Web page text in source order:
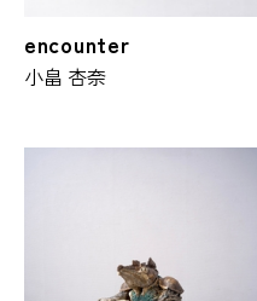
encounter
小畠 杏奈